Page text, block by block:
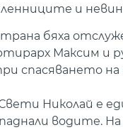
и
бяха
Максим и
спасяването
Николай е
водите.